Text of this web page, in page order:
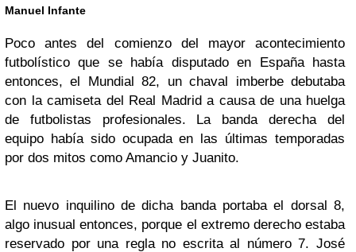
Manuel Infante
Poco antes del comienzo del mayor acontecimiento
futbolístico que se había disputado en España hasta
entonces, el Mundial 82, un chaval imberbe debutaba
con la camiseta del Real Madrid a causa de una huelga
de futbolistas profesionales. La banda derecha del
equipo había sido ocupada en las últimas temporadas
por dos mitos como Amancio y Juanito.
El nuevo inquilino de dicha banda portaba el dorsal 8,
algo inusual entonces, porque el extremo derecho estaba
reservado por una regla no escrita al número 7. José